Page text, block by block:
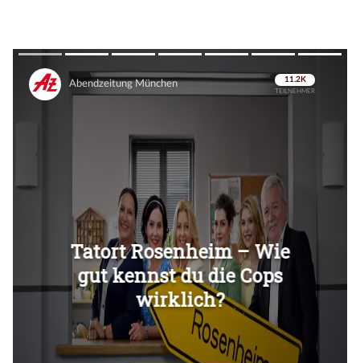
Überspringen
Überspringen